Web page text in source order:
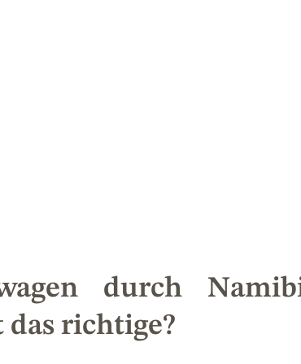
durch
das richtige?